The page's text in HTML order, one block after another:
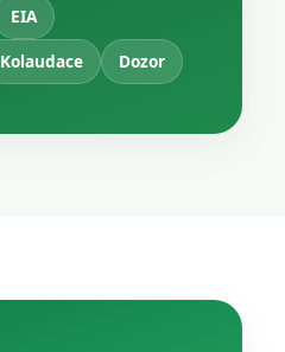
EIA
Kolaudace Dozor